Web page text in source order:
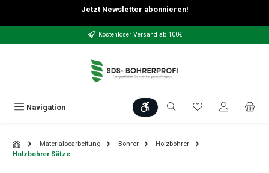
Zum Hauptinhalt springenJetzt Newsletter abonnieren!
Kostenloser Versand ab 100€
Navigation Werkzeugleiste anzeigen
Du hast 0
Materialbearbeitung Bohrer
Holzbohrer
Holzbohrer Sätze